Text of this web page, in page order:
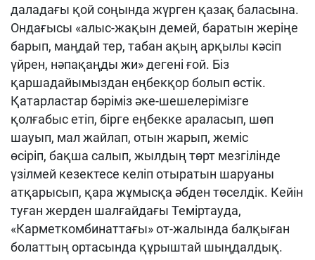
даладағы қой соңында жүрген қазақ баласына.
Ондағысы «алыс-жақын демей, баратын жеріңе
барып, маңдай тер, табан ақың арқылы кәсіп
үйрен, нәпақаңды жи» дегені ғой. Біз
қаршадайымыздан еңбекқор болып өстік.
Қатарластар бәріміз әке-шешелерімізге
қолғабыс етіп, бірге еңбекке араласып, шөп
шауып, мал жайлап, отын жарып, жеміс
өсіріп, бақша салып, жылдың төрт мезгілінде
үзілмей кезектесе келіп отыратын шаруаны
атқарысып, қара жұмысқа әбден төселдік. Кейін
туған жерден шалғайдағы Теміртауда,
«Карметкомбинаттағы» от-жалында балқыған
болаттың ортасында құрыштай шыңдалдық.